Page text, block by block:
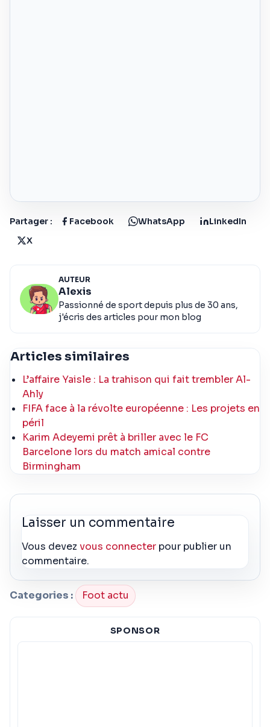
Partager : Facebook WhatsApp
LinkedIn
X
AUTEUR
Alexis
Passionné de sport depuis plus de 30 ans,
j'écris des articles pour mon blog
Articles similaires
L’affaire Yaisle : La trahison qui fait trembler Al-
Ahly
FIFA face à la révolte européenne : Les projets en
péril
Karim Adeyemi prêt à briller avec le FC
Barcelone lors du match amical contre
Birmingham
Laisser un commentaire
Vous devezvous connecter pour publier un
commentaire.
Categories : Foot actu
SPONSOR